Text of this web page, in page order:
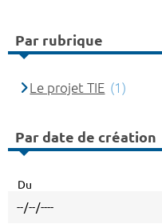
Par rubrique
Le projet TIE (1)
Par date de création
Du